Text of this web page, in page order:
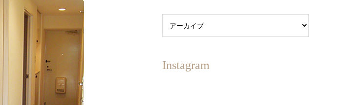
Instagram